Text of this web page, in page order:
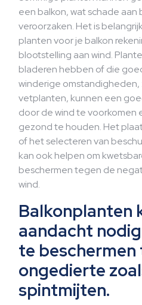
een balkon, wat schade aan
veroorzaken. Het is
planten voor je balkon
blootstelling aan wind.
bladeren hebben of die
winderige omstandigheden,
vetplanten, kunnen een
door de wind te voorkomen
gezond te houden. Het
of het selecteren van
kan ook helpen om
beschermen tegen de
wind.
Balkonplanten
aandacht
te beschermen
ongedierte
spintmijten.